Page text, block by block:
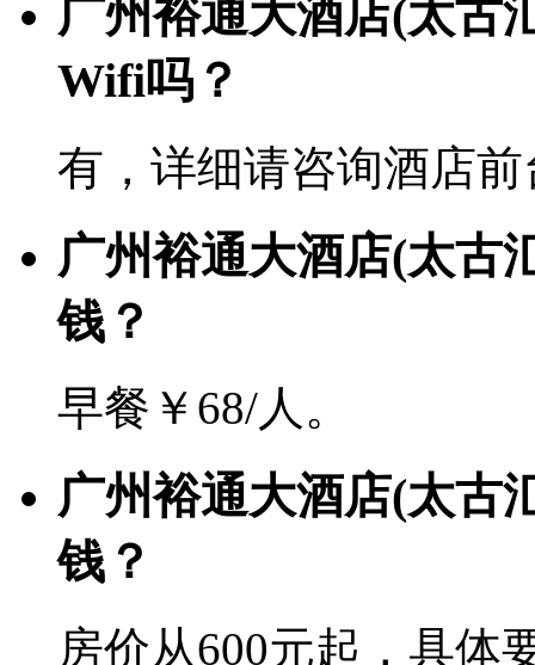
广州裕通大酒店(太古
Wifi吗？
有，详细请咨询酒店前
广州裕通大酒店(太古
钱？
早餐￥68/人。
广州裕通大酒店(太古
钱？
房价从600元起，具体